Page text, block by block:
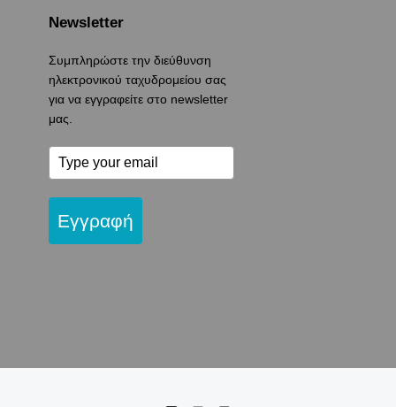
Newsletter
Συμπληρώστε την διεύθυνση
ηλεκτρονικού ταχυδρομείου σας
για να εγγραφείτε στο newsletter
μας.
Εγγραφή